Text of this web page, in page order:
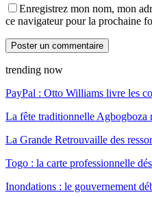
Enregistrez mon nom, mon
ce navigateur pour la prochaine
trending now
PayPal : Otto Williams livre les
La fête traditionnelle Agbogboza
La Grande Retrouvaille des
Togo : la carte professionnelle
Inondations : le gouvernement